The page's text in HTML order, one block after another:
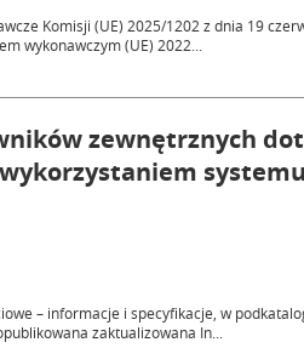
Komisji (UE) 2025/1202 z dnia 19
wykonawczym (UE) 2022...
zewnętrznych
systemu
– informacje i specyfikacje, w
zaktualizowana In...